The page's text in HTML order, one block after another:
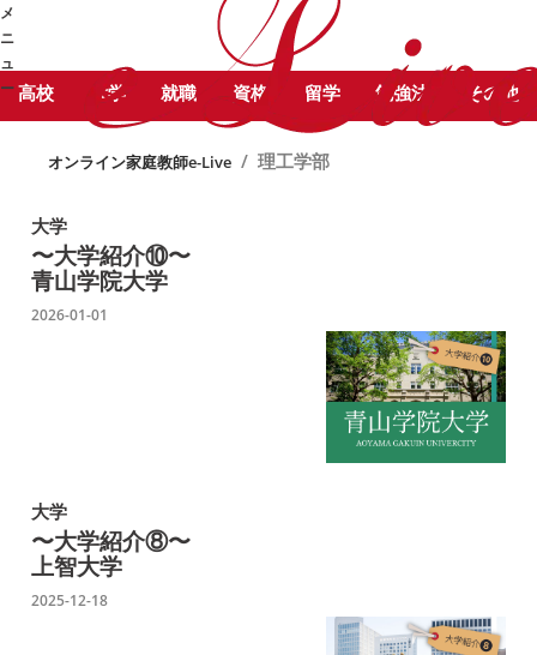
メ
ニ
ュ
ー
STUDY COLUMN
勉強コラム
理工学部 に関する記事をピックア
ップしています。
高校
大学 就職 資格 留学 勉強法 その他
オンライン家庭教師e-Live / 理工学部
大学
〜大学紹介⑩〜
青山学院大学
2026-01-01
大学
〜大学紹介⑧〜
上智大学
2025-12-18